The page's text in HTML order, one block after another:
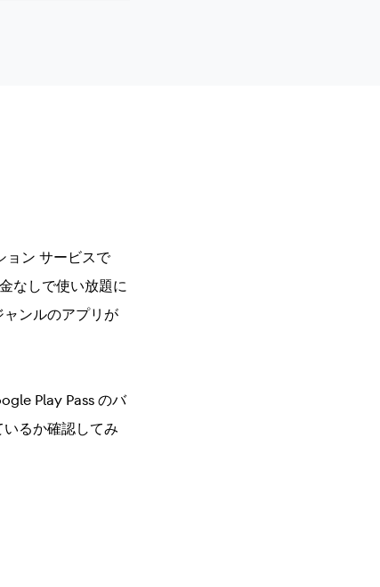
ョン サービスで
なしで使い放題に
ンルのアプリが
Play Pass のバ
るか確認してみ